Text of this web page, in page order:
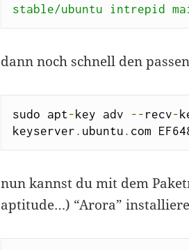
stable/ubuntu intrepid
dann noch schnell den
sudo apt- key adv -- recv-
keyserver . ubuntu . com
nun kannst du mit dem
aptitude…) “Arora”